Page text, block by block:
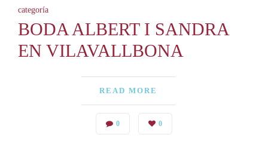
categoría
BODA ALBERT I SANDRA
EN VILAVALLBONA
READ MORE
0 0